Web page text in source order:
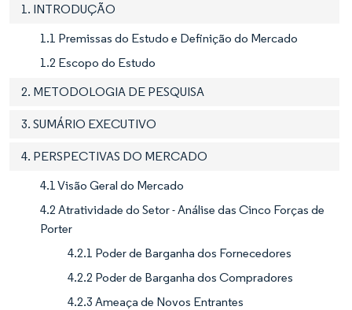
1. INTRODUÇÃO
1.1 Premissas do Estudo e Definição do Mercado
1.2 Escopo do Estudo
2. METODOLOGIA DE PESQUISA
3. SUMÁRIO EXECUTIVO
4. PERSPECTIVAS DO MERCADO
4.1 Visão Geral do Mercado
4.2 Atratividade do Setor - Análise das Cinco Forças de
Porter
4.2.1 Poder de Barganha dos Fornecedores
4.2.2 Poder de Barganha dos Compradores
4.2.3 Ameaça de Novos Entrantes